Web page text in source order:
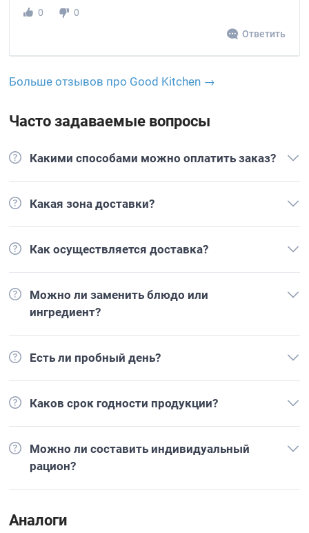
0
0
Ответить
Больше отзывов про Good Kitchen →
Часто задаваемые вопросы
Какими способами можно оплатить заказ?
Какая зона доставки?
Как осуществляется доставка?
Можно ли заменить блюдо или
ингредиент?
Есть ли пробный день?
Каков срок годности продукции?
Можно ли составить индивидуальный
рацион?
Аналоги